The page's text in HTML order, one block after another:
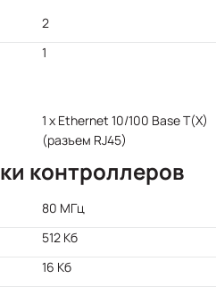
2
1
1 x Ethernet 10/100 Base T(X)
(разъем RJ45)
контроллеров
80 МГц
512 Кб
16 Кб